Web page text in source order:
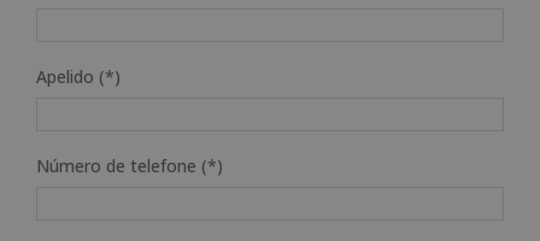
Apelido (*)
Número de telefone (*)